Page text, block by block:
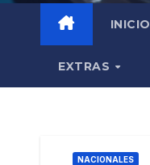
INICIO
EXTRAS
NACIONALES